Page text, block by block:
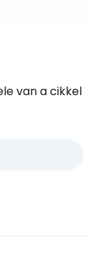
van a cikkel